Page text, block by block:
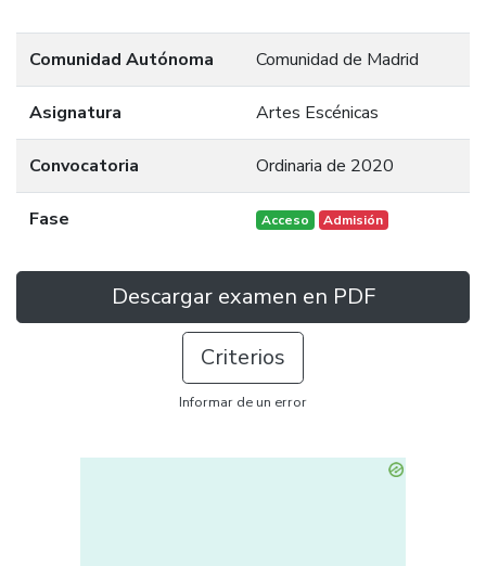
Comunidad Autónoma Comunidad de Madrid
Asignatura Artes Escénicas
Convocatoria Ordinaria de 2020
Fase Acceso Admisión
Descargar examen en PDF
Criterios
Informar de un error